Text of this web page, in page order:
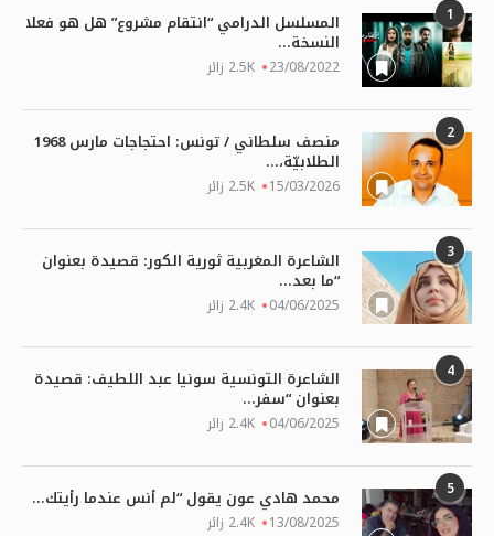
1 المسلسل الدرامي “انتقام مشروع” هل هو فعلا
النسخة...
23/08/2022 2.5K زائر
2 منصف سلطاني / تونس: احتجاجات مارس 1968
الطلابيّة،...
15/03/2026 2.5K زائر
3 الشاعرة المغربية ثورية الكور: قصيدة بعنوان
“ما بعد...
04/06/2025 2.4K زائر
4 الشاعرة التونسية سونيا عبد اللطيف: قصيدة
بعنوان “سفر...
04/06/2025 2.4K زائر
5 محمد هادي عون يقول “لم أنس عندما رأيتك...
13/08/2025 2.4K زائر